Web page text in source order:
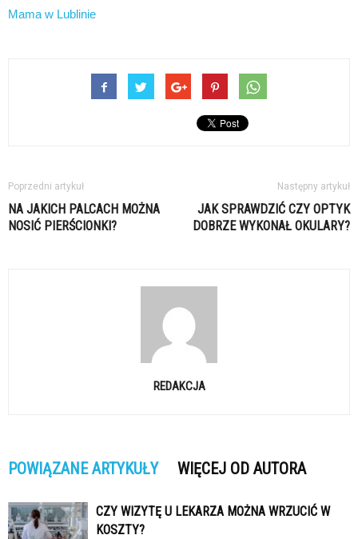
Mama w Lublinie
Poprzedni artykuł
NA JAKICH PALCACH MOŻNA
NOSIĆ PIERŚCIONKI?
Następny artykuł
JAK SPRAWDZIĆ CZY OPTYK
DOBRZE WYKONAŁ OKULARY?
REDAKCJA
POWIĄZANE ARTYKUŁY WIĘCEJ OD AUTORA
CZY WIZYTĘ U LEKARZA MOŻNA WRZUCIĆ W
KOSZTY?